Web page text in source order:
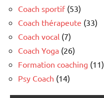
Coach sportif(53)
Coach thérapeute (33)
Coach vocal (7)
Coach Yoga (26)
Formation coaching (11)
Psy Coach (14)